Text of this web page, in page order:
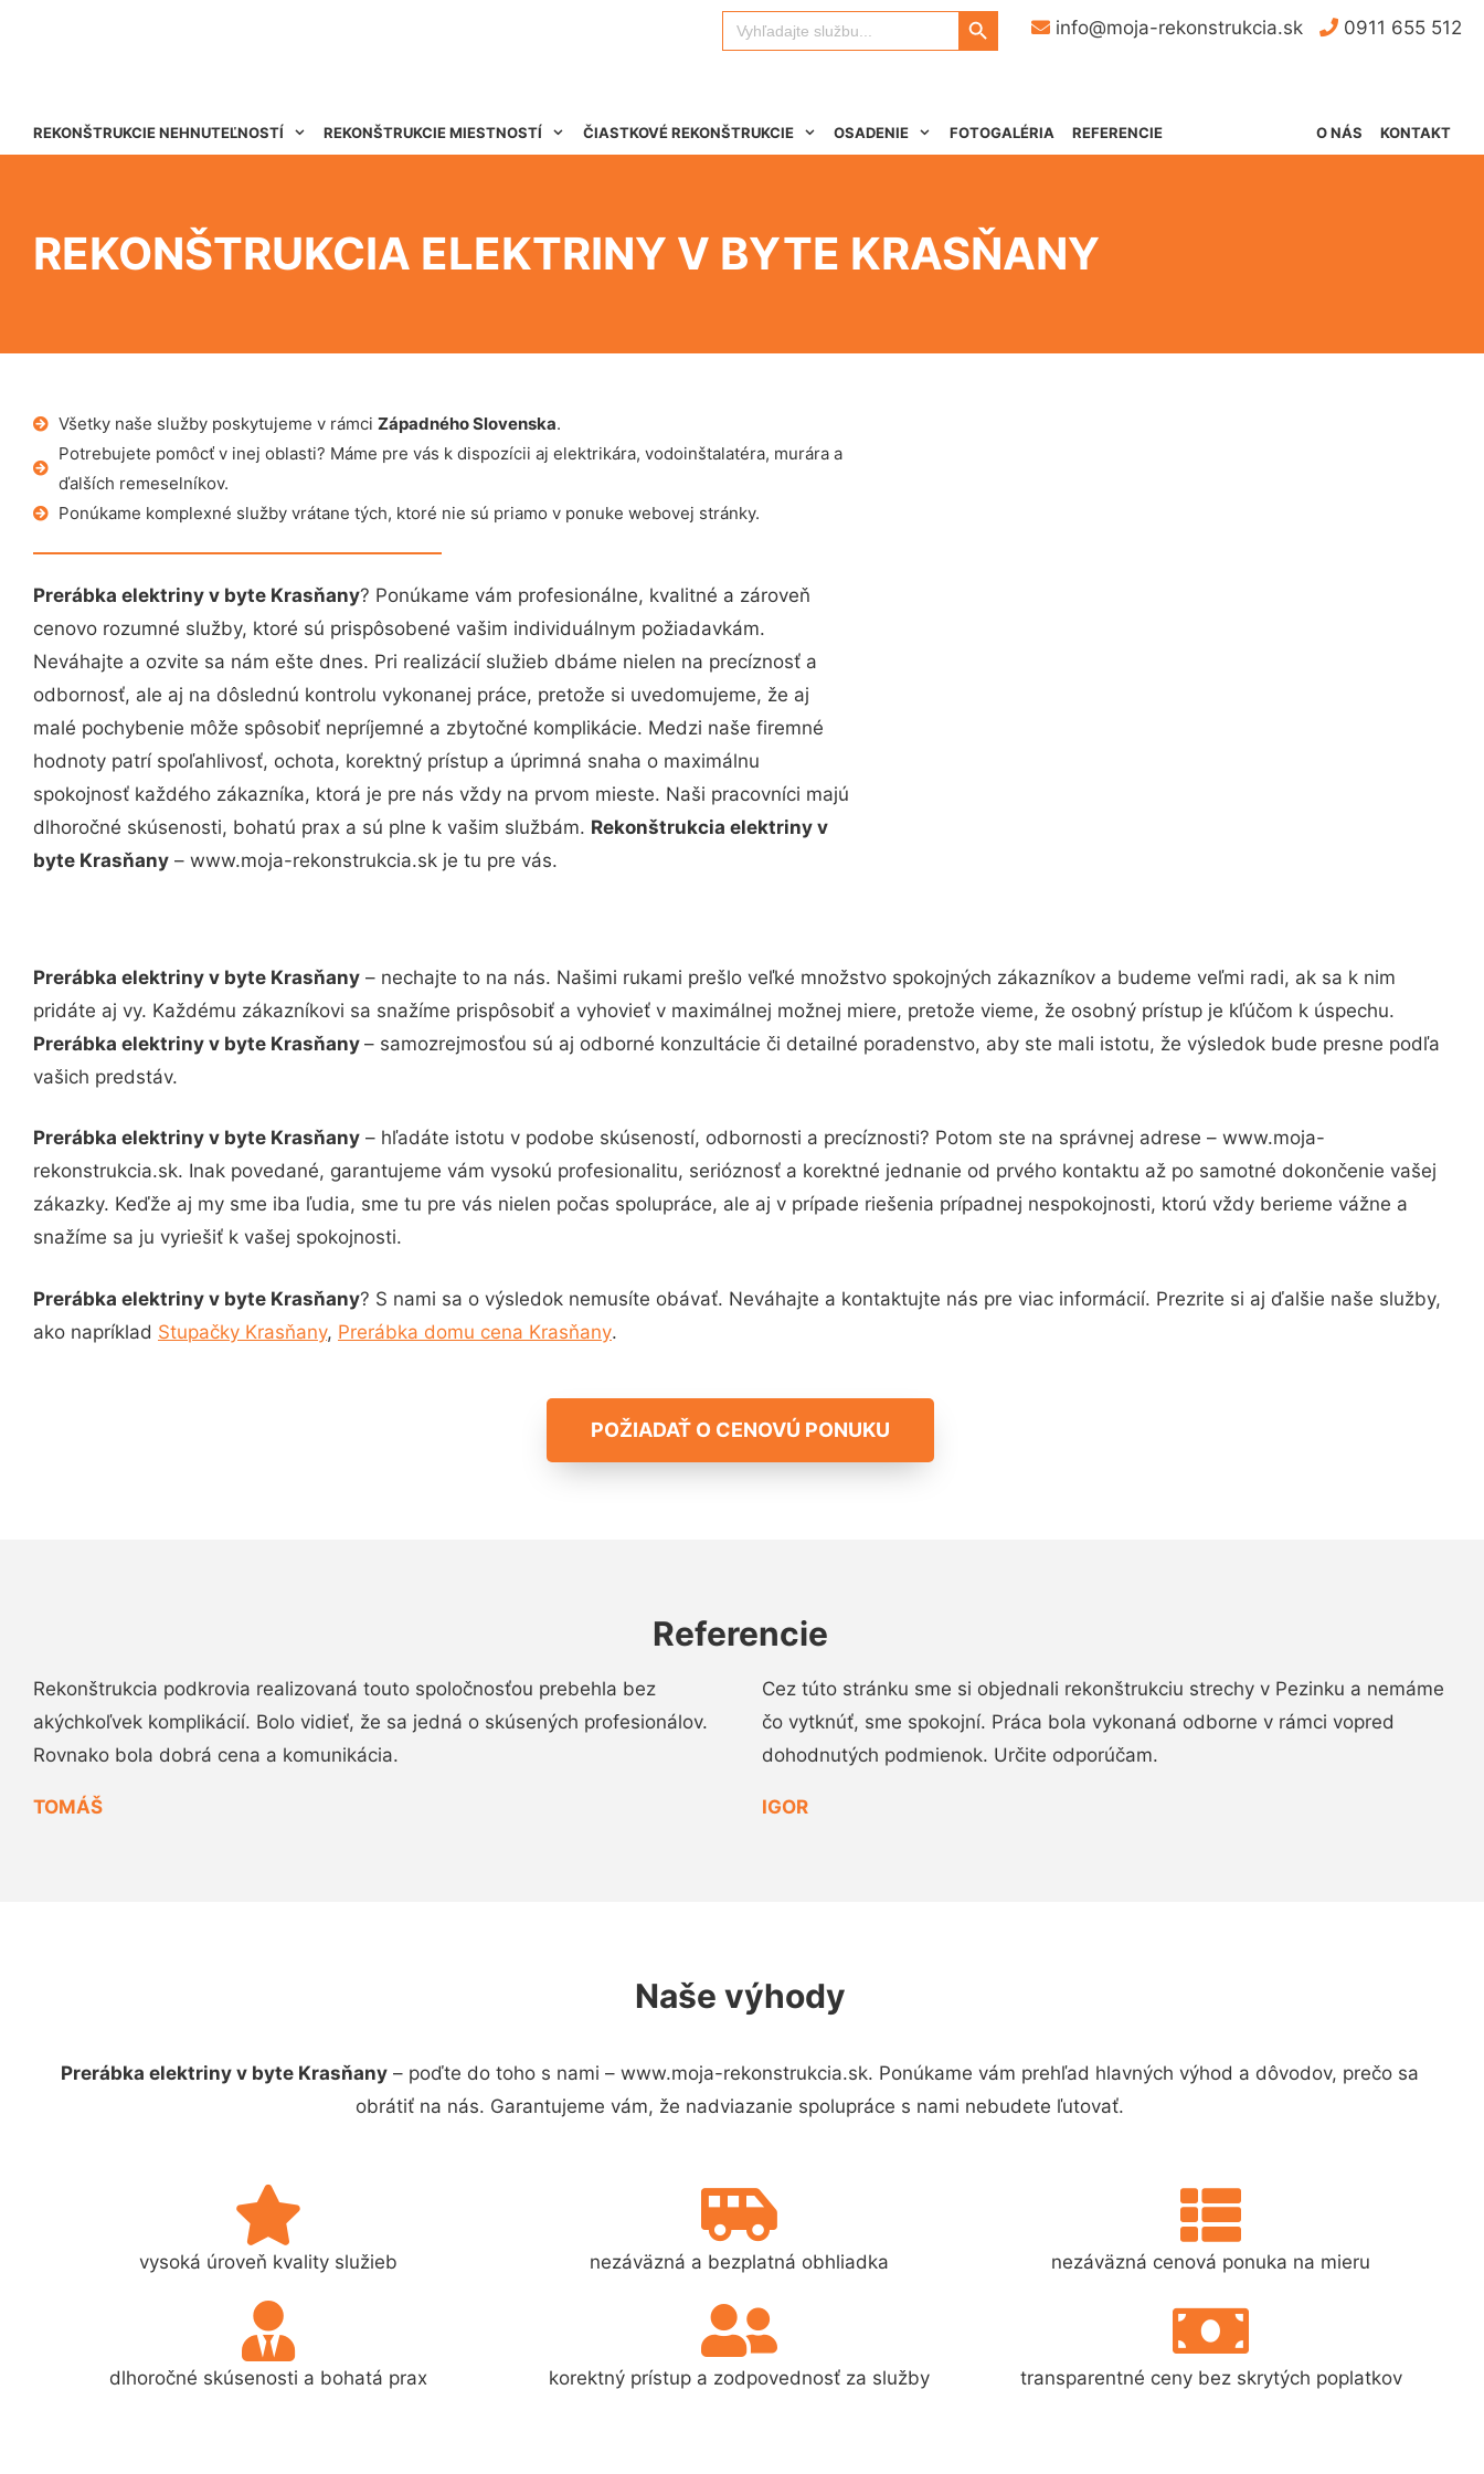
info@moja-rekonstrukcia.sk 0911 655 512
Search
for:
Search Button
REKONŠTRUKCIE NEHNUTEĽNOSTÍ REKONŠTRUKCIE MIESTNOSTÍ ČIASTKOVÉ REKONŠTRUKCIE OSADENIE FOTOGALÉRIA REFERENCIE KONTAKT
O NÁS
REKONŠTRUKCIA ELEKTRINY V BYTE KRASŇANY
Všetky naše služby poskytujeme v rámci Západného Slovenska.
Potrebujete pomôcť v inej oblasti? Máme pre vás k dispozícii aj elektrikára, vodoinštalatéra, murára a
ďalších remeselníkov.
Ponúkame komplexné služby vrátane tých, ktoré nie sú priamo v ponuke webovej stránky.
Prerábka elektriny v byte Krasňany? Ponúkame vám profesionálne, kvalitné a zároveň
cenovo rozumné služby, ktoré sú prispôsobené vašim individuálnym požiadavkám.
Neváhajte a ozvite sa nám ešte dnes. Pri realizácií služieb dbáme nielen na precíznosť a
odbornosť, ale aj na dôslednú kontrolu vykonanej práce, pretože si uvedomujeme, že aj
malé pochybenie môže spôsobiť nepríjemné a zbytočné komplikácie. Medzi naše firemné
hodnoty patrí spoľahlivosť, ochota, korektný prístup a úprimná snaha o maximálnu
spokojnosť každého zákazníka, ktorá je pre nás vždy na prvom mieste. Naši pracovníci majú
dlhoročné skúsenosti, bohatú prax a sú plne k vašim službám. Rekonštrukcia elektriny v
byte Krasňany – www.moja-rekonstrukcia.sk je tu pre vás.
Prerábka elektriny v byte Krasňany – nechajte to na nás. Našimi rukami prešlo veľké množstvo spokojných zákazníkov a budeme veľmi radi, ak sa k nim
pridáte aj vy. Každému zákazníkovi sa snažíme prispôsobiť a vyhovieť v maximálnej možnej miere, pretože vieme, že osobný prístup je kľúčom k úspechu.
Prerábka elektriny v byte Krasňany – samozrejmosťou sú aj odborné konzultácie či detailné poradenstvo, aby ste mali istotu, že výsledok bude presne podľa
vašich predstáv.
Prerábka elektriny v byte Krasňany – hľadáte istotu v podobe skúseností, odbornosti a precíznosti? Potom ste na správnej adrese – www.moja-
rekonstrukcia.sk. Inak povedané, garantujeme vám vysokú profesionalitu, serióznosť a korektné jednanie od prvého kontaktu až po samotné dokončenie vašej
zákazky. Keďže aj my sme iba ľudia, sme tu pre vás nielen počas spolupráce, ale aj v prípade riešenia prípadnej nespokojnosti, ktorú vždy berieme vážne a
snažíme sa ju vyriešiť k vašej spokojnosti.
Prerábka elektriny v byte Krasňany? S nami sa o výsledok nemusíte obávať. Neváhajte a kontaktujte nás pre viac informácií. Prezrite si aj ďalšie naše služby,
ako napríklad Stupačky Krasňany, Prerábka domu cena Krasňany.
POŽIADAŤ O CENOVÚ PONUKU
Referencie
Rekonštrukcia podkrovia realizovaná touto spoločnosťou prebehla bez
akýchkoľvek komplikácií. Bolo vidieť, že sa jedná o skúsených profesionálov.
Rovnako bola dobrá cena a komunikácia.
TOMÁŠ
Cez túto stránku sme si objednali rekonštrukciu strechy v Pezinku a nemáme
čo vytknúť, sme spokojní. Práca bola vykonaná odborne v rámci vopred
dohodnutých podmienok. Určite odporúčam.
IGOR
Naše výhody
Prerábka elektriny v byte Krasňany – poďte do toho s nami – www.moja-rekonstrukcia.sk. Ponúkame vám prehľad hlavných výhod a dôvodov, prečo sa
obrátiť na nás. Garantujeme vám, že nadviazanie spolupráce s nami nebudete ľutovať.
vysoká úroveň kvality služieb nezáväzná a bezplatná obhliadka nezáväzná cenová ponuka na mieru
dlhoročné skúsenosti a bohatá prax korektný prístup a zodpovednosť za služby transparentné ceny bez skrytých poplatkov